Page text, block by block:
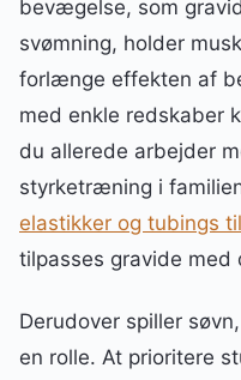
bevægelse, som
svømning, holder
forlænge effekten af
med enkle redskaber
du allerede arbejder
styrketræning i
elastikker og tubings
tilpasses gravide med
Derudover spiller
en rolle. At prioritere